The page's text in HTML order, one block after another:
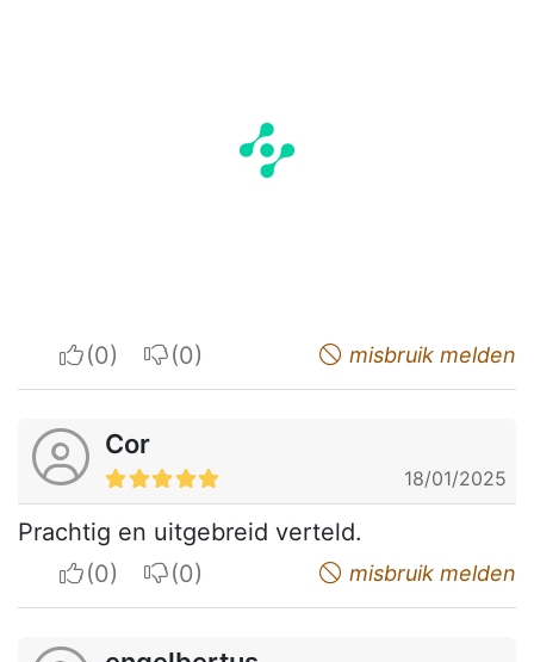
I apreciateI do not appreciatemisbruik melden
Cor
18/01/2025
Prachtig en uitgebreid verteld.
I apreciateI do not appreciatemisbruik melden